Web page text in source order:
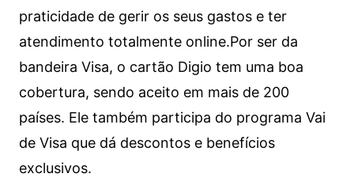
praticidade de gerir os seus gastos e ter
atendimento totalmente online.Por ser da
bandeira Visa, o cartão Digio tem uma boa
cobertura, sendo aceito em mais de 200
países. Ele também participa do programa Vai
de Visa que dá descontos e benefícios
exclusivos.